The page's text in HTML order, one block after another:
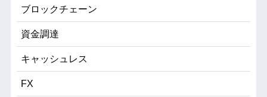
ブロックチェーン
資金調達
キャッシュレス
FX